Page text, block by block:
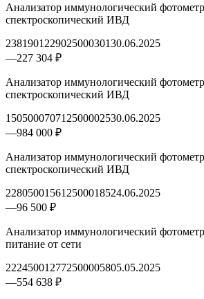
Анализатор иммунологический
спектроскопический ИВД
238190122902500030130.06.2025
—227 304 ₽
Анализатор иммунологический
спектроскопический ИВД
150500070712500002530.06.2025
—984 000 ₽
Анализатор иммунологический
спектроскопический ИВД
228050015612500018524.06.2025
—96 500 ₽
Анализатор иммунологический
питание от сети
222450012772500005805.05.2025
—554 638 ₽